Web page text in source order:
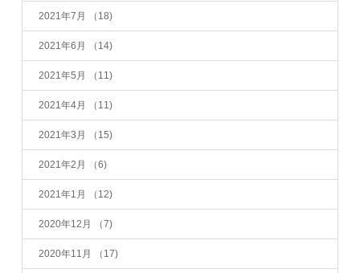
2021年7月 （18)
2021年6月 （14)
2021年5月 （11)
2021年4月 （11)
2021年3月 （15)
2021年2月 （6)
2021年1月 （12)
2020年12月 （7)
2020年11月 （17)